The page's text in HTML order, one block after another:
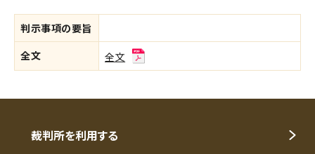
判示事項の要旨
全文
全文
裁判所を利用する